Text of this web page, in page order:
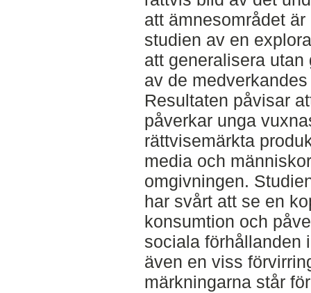
att ämnesområdet
studien av en
att generalisera
av de
Resultaten påvisar
påverkar unga
rättvisemärkta
media och
omgivningen.
har svårt att se en
konsumtion och
sociala förhållanden
även en viss
märkningarna står